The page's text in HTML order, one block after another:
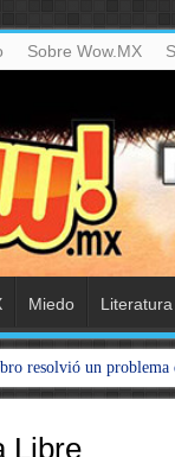
Sobre Wow.MX
Miedo Literatura
resolvió un problema
Libre